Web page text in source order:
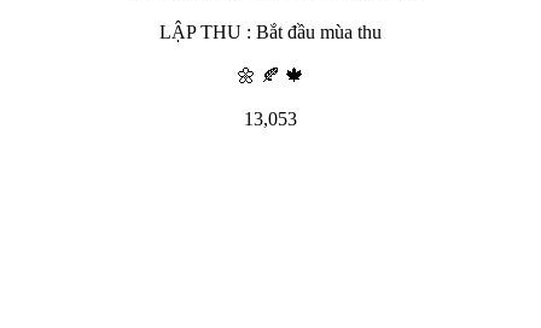
LẬP THU : Bắt đầu mùa thu
🌼 🍂 🍁
13,053